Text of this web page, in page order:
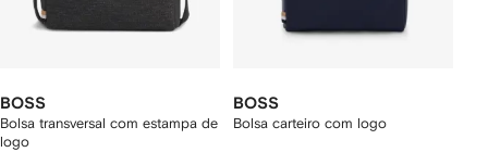
BOSS
Bolsa transversal com estampa de
logo
BOSS
Bolsa carteiro com logo